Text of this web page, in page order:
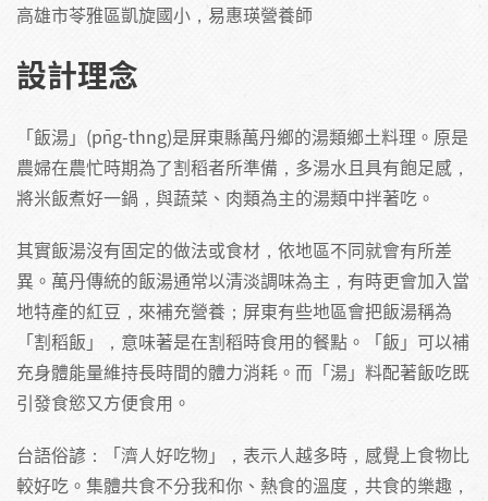
高雄市苓雅區凱旋國小，易惠瑛營養師
設計理念
「飯湯」(pn̄g-thng)是屏東縣萬丹鄉的湯類鄉土料理。原是
農婦在農忙時期為了割稻者所準備，多湯水且具有飽足感，
將米飯煮好一鍋，與蔬菜、肉類為主的湯類中拌著吃。
其實飯湯沒有固定的做法或食材，依地區不同就會有所差
異。萬丹傳統的飯湯通常以清淡調味為主，有時更會加入當
地特產的紅豆，來補充營養；屏東有些地區會把飯湯稱為
「割稻飯」，意味著是在割稻時食用的餐點。「飯」可以補
充身體能量維持長時間的體力消耗。而「湯」料配著飯吃既
引發食慾又方便食用。
台語俗諺：「濟人好吃物」，表示人越多時，感覺上食物比
較好吃。集體共食不分我和你、熱食的溫度，共食的樂趣，